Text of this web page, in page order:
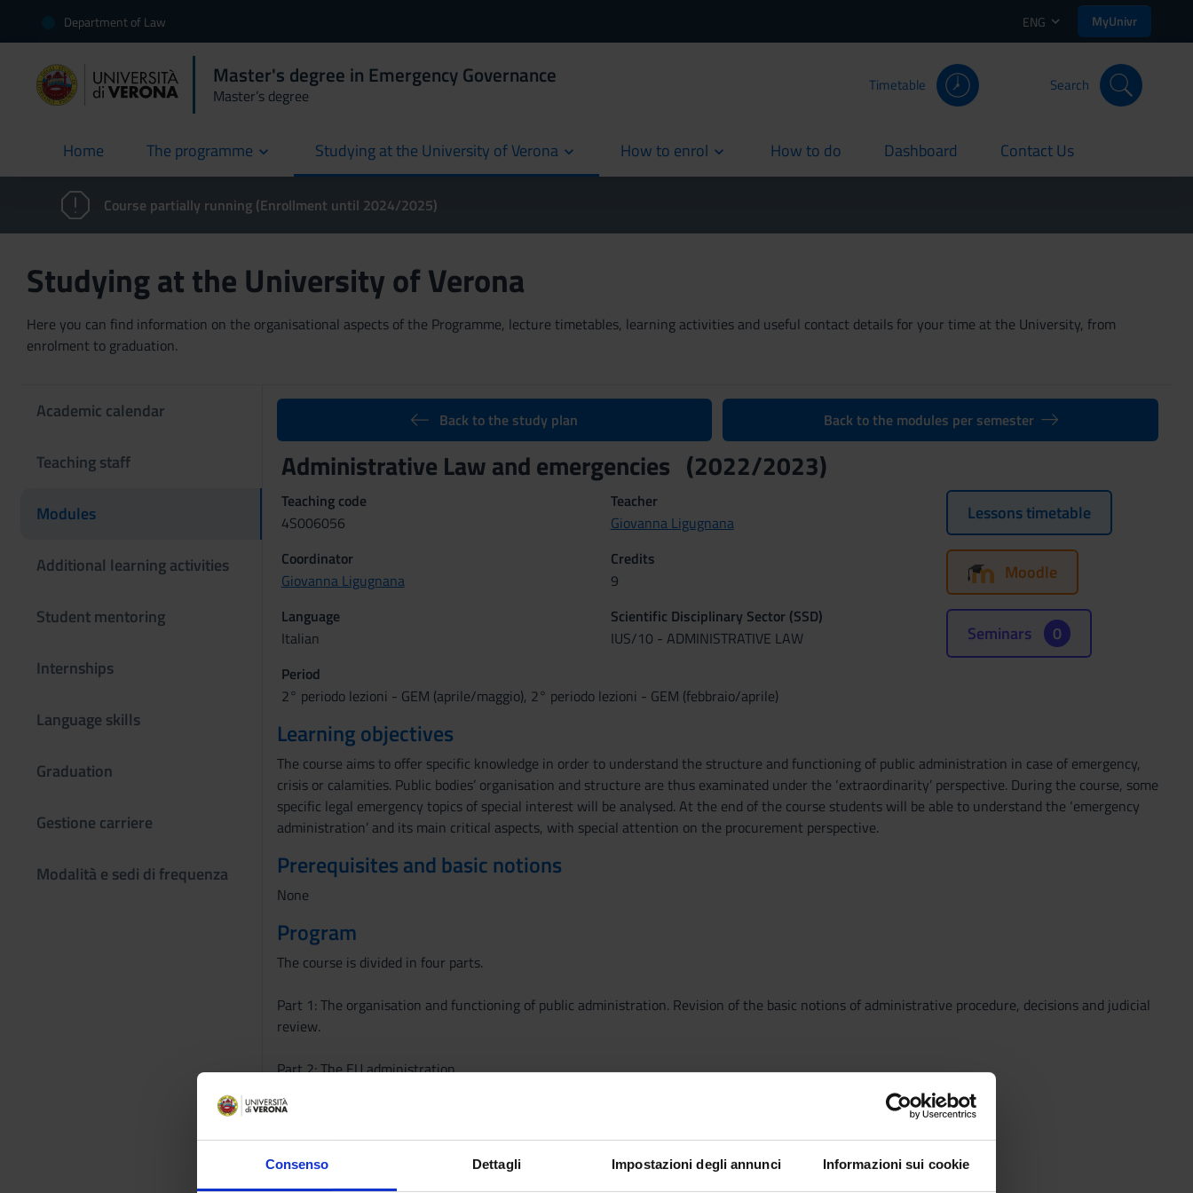
Consenso Dettagli Impostazioni degli annunci Informazioni sui cookie
Department of Law ENG MyUnivr
Master's degree in Emergency Governance
Master’s degree
Timetable Search
Home
current The programme Studying at the University of Verona How to enrol How to do
current Dashboard
current Contact Us
current
Course partially running (Enrollment until 2024/2025)
Studying at the University of Verona
Here you can find information on the organisational aspects of the Programme, lecture timetables, learning activities and useful contact details for your time at the University, from
enrolment to graduation.
Academic calendar
Teaching staff
Modules
Additional learning activities
Student mentoring
Internships
Language skills
Graduation
Gestione carriere
Modalità e sedi di frequenza
Back to the study plan Back to the modules per semester
Administrative Law and emergencies (2022/2023)
Teaching code
4S006056
Teacher
Giovanna Ligugnana
Coordinator
Giovanna Ligugnana
Credits
9
Language
Italian
Scientific Disciplinary Sector (SSD)
IUS/10 - ADMINISTRATIVE LAW
Period
2° periodo lezioni - GEM (aprile/maggio), 2° periodo lezioni - GEM (febbraio/aprile)
Lessons timetable
Moodle
Seminars 0
Learning objectives
The course aims to offer specific knowledge in order to understand the structure and functioning of public administration in case of emergency,
crisis or calamities. Public bodies’ organisation and structure are thus examinated under the ‘extraordinarity’ perspective. During the course, some
specific legal emergency topics of special interest will be analysed. At the end of the course students will be able to understand the ‘emergency
administration’ and its main critical aspects, with special attention on the procurement perspective.
Prerequisites and basic notions
None
Program
The course is divided in four parts.
Part 1: The organisation and functioning of public administration. Revision of the basic notions of administrative procedure, decisions and judicial
review.
Part 2: The EU administration
- Structures: the EU Commission, Agencies, Committees and Networks
- Emergency administration in the EU